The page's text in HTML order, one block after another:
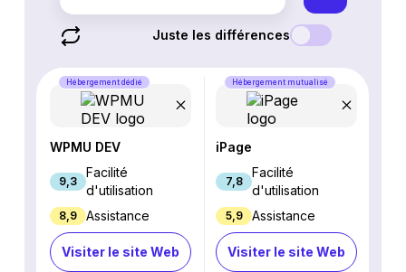
Juste les différences
Hébergement dédié
WPMU DEV
9,3
Facilité
d'utilisation
8,9 Assistance
Visiter le site Web
Hébergement mutualisé
iPage
7,8
Facilité
d'utilisation
5,9 Assistance
Visiter le site Web